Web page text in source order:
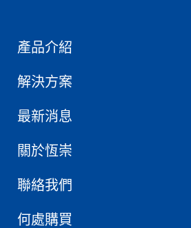
產品介紹
解決方案
最新消息
關於恆崇
聯絡我們
何處購買